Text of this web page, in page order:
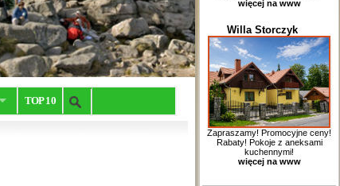
TOP 10
więcej na www
Willa Storczyk
Zapraszamy! Promocyjne ceny!
Rabaty! Pokoje z aneksami
kuchennymi!
więcej na www